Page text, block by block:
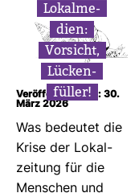
Lokal­me­
dien:
Vor­sicht,
Lücken­
füller!
Veröffentlicht am: 30.
März 2026
Was bedeutet die
Krise der Lokal­
zei­tung für die
Men­schen und